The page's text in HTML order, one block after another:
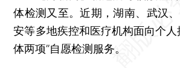
体检测又至。近期，湖南、武汉
安等多地疾控和医疗机构面向个人
体两项”自愿检测服务。